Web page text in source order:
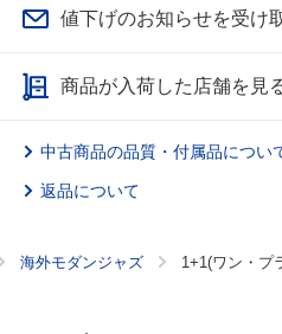
値下げのお知らせを受け
商品が入荷した店舗を見
中古商品の品質・付属品につい
返品について
海外モダンジャズ 1+1(ワン・プ